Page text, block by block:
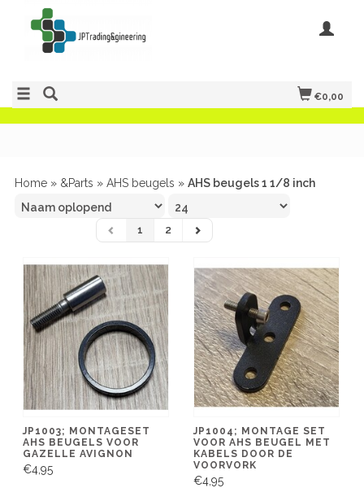
€0,00
Home » &Parts » AHS beugels » AHS beugels 1 1/8 inch
1 2
JP1003; MONTAGESET
AHS BEUGELS VOOR
GAZELLE AVIGNON
€4,95
JP1004; MONTAGE SET
VOOR AHS BEUGEL MET
KABELS DOOR DE
VOORVORK
€4,95